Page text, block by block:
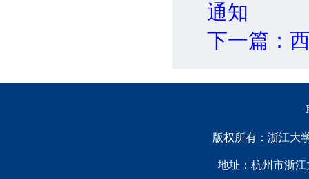
通知
下一篇：
版权所有：浙江大
地址：杭州市浙江